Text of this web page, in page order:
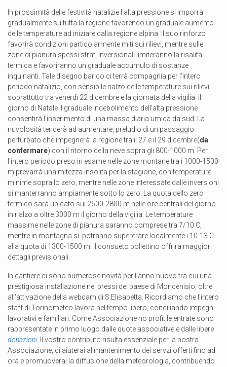
In prossimità delle festività natalizie l'alta pressione si imporrà
gradualmente su tutta la regione favorendo un graduale aumento
delle temperature ad iniziare dalla regione alpina. Il suo rinforzo
favorirà condizioni particolarmente miti sui rilievi, mentre sulle
zone di pianura spessi strati inversionali limiteranno la risalita
termica e favoriranno un graduale accumulo di sostanze
inquinanti. Tale disegno barico ci terrà compagnia per l'intero
periodo natalizio, con sensibile rialzo delle temperature sui rilievi,
soprattutto tra venerdì 22 dicembre e la giornata della vigilia. Il
giorno di Natale il graduale indebolimento dell'alta pressione
consentirà l'inserimento di una massa d'aria umida da sud. La
nuvolosità tenderà ad aumentare, preludio di un passaggio
perturbato che impegnerà la regione tra il 27 e il 29 dicembre(da
confermare) con il ritorno della neve sopra gli 800-1000 m. Per
l'intero periodo preso in esame nelle zone montane tra i 1000-1500
m prevarrà una mitezza insolita per la stagione, con temperature
minime sopra lo zero, mentre nelle zone interessate dalle inversioni
si manterranno ampiamente sotto lo zero. La quota dello zero
termico sarà ubicato sui 2600-2800 m nelle ore centrali del giorno
in rialzo a oltre 3000 m il giorno della vigilia. Le temperature
massime nelle zone di pianura saranno comprese tra 7/10 C,
mentre in montagna si potranno supererare localmente i 10-13 C
alla quota di 1300-1500 m. Il consueto bollettino offrirà maggiori
dettagli previsionali.
In cantiere ci sono numerose novità per l'anno nuovo tra cui una
prestigiosa installazione nei pressi del paese di Moncenisio, oltre
all'attivazione della webcam di S.Elisabetta. Ricordiamo che l'intero
staff di Torinometeo lavora nel tempo libero, conciliando impegni
lavorativi e familiari. Come Associazione no profit le entrate sono
rappresentate in primo luogo dalle quote associative e dalle libere
donazioni.
Il vostro contributo risulta essenziale per la nostra
Associazione, ci aiuterai al mantenimento dei servzi offerti fino ad
ora e promuoverai la diffusione della meteorologia, contribuendo